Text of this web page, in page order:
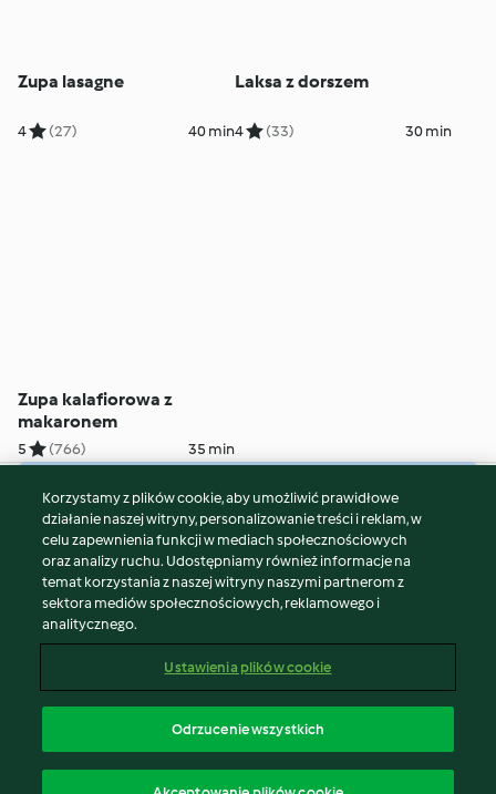
Zupa lasagne
4 (27) 40 min
Laksa z dorszem
4 (33) 30 min
Zupa kalafiorowa z
makaronem
5 (766) 35 min
© Copyright 2026
Warunki korzystania
Polityka prywatności
Disclaimer
Znak wydawcy
Zgłoś treść
Oświadczenie o dostępności
Korzystamy z plików cookie, aby umożliwić prawidłowe
działanie naszej witryny, personalizowanie treści i reklam, w
celu zapewnienia funkcji w mediach społecznościowych
oraz analizy ruchu. Udostępniamy również informacje na
temat korzystania z naszej witryny naszymi partnerom z
sektora mediów społecznościowych, reklamowego i
analitycznego.
Ustawienia plików cookie
Odrzucenie wszystkich